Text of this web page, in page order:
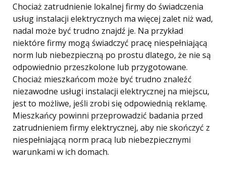
Chociaż zatrudnienie lokalnej firmy do świadczenia
usług instalacji elektrycznych ma więcej zalet niż wad,
nadal może być trudno znajdź je. Na przykład
niektóre firmy mogą świadczyć pracę niespełniającą
norm lub niebezpieczną po prostu dlatego, że nie są
odpowiednio przeszkolone lub przygotowane.
Chociaż mieszkańcom może być trudno znaleźć
niezawodne usługi instalacji elektrycznej na miejscu,
jest to możliwe, jeśli zrobi się odpowiednią reklamę.
Mieszkańcy powinni przeprowadzić badania przed
zatrudnieniem firmy elektrycznej, aby nie skończyć z
niespełniającą norm pracą lub niebezpiecznymi
warunkami w ich domach.